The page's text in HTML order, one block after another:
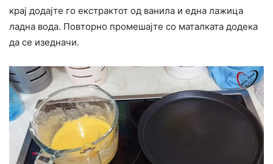
крај додајте го екстрактот од ванила и една лажица
ладна вода. Повторно промешајте со маталката додека
да се изедначи.